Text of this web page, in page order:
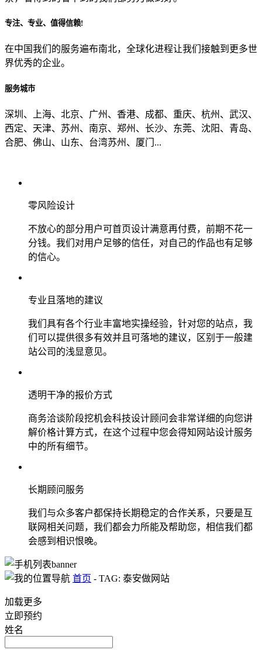
专注、专业、值得信赖!
在中国我们的服务遍布南北，全球化进程让我们接触到更多世
界优秀的企业。
服务城市
深圳、上海、北京、广州、香港、成都、重庆、杭州、武汉、
西定、天津、苏州、南京、郑州、长沙、东莞、沈阳、青岛、
合肥、佛山、山东、台湾苏州、厦门...
零风险设计
不放心的部分用户可首页设计满意再付费，前期不花一
分钱。我们对用户足够的信任，对自己的作品也有足够
的信心。
专业且落地的建议
我们具有各个行业丰富地实操经验，针对您的站点，我
们可以提供很多有效并且可落地的建议，区别于一般建
站公司的浅显意见。
透明干净的报价方式
商务洽谈阶段挖机会科技设计顾问会非常详细的向您讲
解价格计算方式，在这个过程中您会得知网站设计服务
中的所有细节。
长期顾问服务
我们与众多客户都保持长期稳定的合作关系，只要是互
联网相关问题，我们都会力所能及帮助您，相信我们都
会感到相识恨晚。
首页 - TAG: 泰安做网站
加载更多
立即预约
姓名